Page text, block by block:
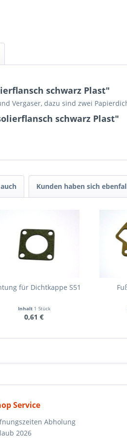
schwarz Plast"
Vergaser, dazu sind zwei
schwarz Plast"
Kunden haben sich
für Dichtkappe S51
Inhalt 1 Stück
0,61 €
Service
Abholung
2026